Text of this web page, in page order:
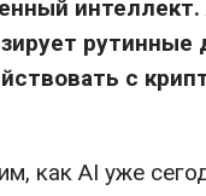
рутинные
с
как AI уже